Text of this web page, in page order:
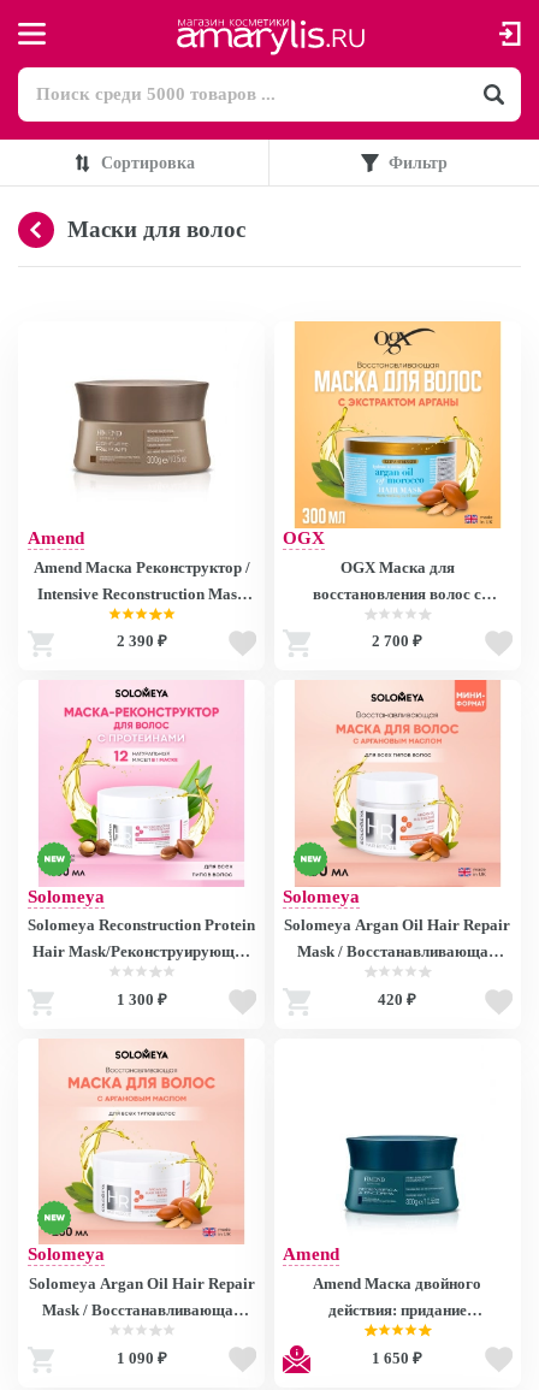
Сортировка Фильтр
Маски для волос
Amend
Amend Маска Реконструктор /
Intensive Reconstruction Mask
Complete Repair 300 мл
2 390 ₽
OGX
OGX Маска для
восстановления волос с
экстрактом Арганы / Extra
Strength Argan Oil Of Morocco
2 700 ₽
Solomeya
Solomeya Reconstruction Protein
Hair Mask/Реконструирующая
маска для волос с Протеином,
100 ml HODM2992
1 300 ₽
Solomeya
Solomeya Argan Oil Hair Repair
Mask / Восстанавливающая
маска для волос с Аргановым
маслом, 50 ml HODM4091
420 ₽
Solomeya
Solomeya Argan Oil Hair Repair
Mask / Восстанавливающая
маска для волос с Аргановым
маслом, 250 ml HODM4091
1 090 ₽
Amend
Amend Маска двойного
действия: придание
прикорневого объема и питание
кончиков волос с Пептидами /
1 650 ₽